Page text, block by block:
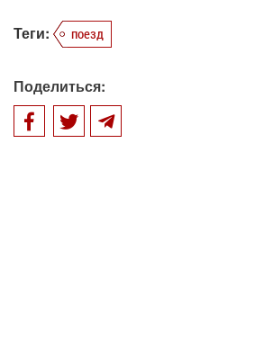
Теги: поезд
Поделиться: